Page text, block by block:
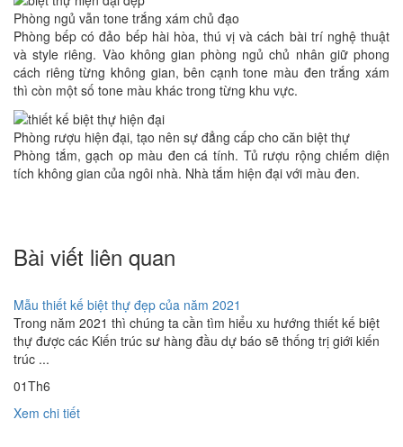
Phòng ngủ vẫn tone trắng xám chủ đạo
Phòng bếp có đảo bếp hài hòa, thú vị và cách bài trí nghệ thuật
và style riêng. Vào không gian phòng ngủ chủ nhân giữ phong
cách riêng từng không gian, bên cạnh tone màu đen trắng xám
thì còn một số tone màu khác trong từng khu vực.
Phòng rượu hiện đại, tạo nên sự đẳng cấp cho căn biệt thự
Phòng tắm, gạch op màu đen cá tính. Tủ rượu rộng chiếm diện
tích không gian của ngôi nhà. Nhà tắm hiện đại với màu đen.
Bài viết liên quan
Mẫu thiết kế biệt thự đẹp của năm 2021
Trong năm 2021 thì chúng ta cần tìm hiểu xu hướng thiết kế biệt
thự được các Kiến trúc sư hàng đầu dự báo sẽ thống trị giới kiến
trúc ...
01Th6
Xem chi tiết